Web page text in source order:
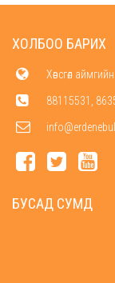
ХОЛБОО БАРИХ
Хөвсгөл
88115531,
БУСАД СУМД